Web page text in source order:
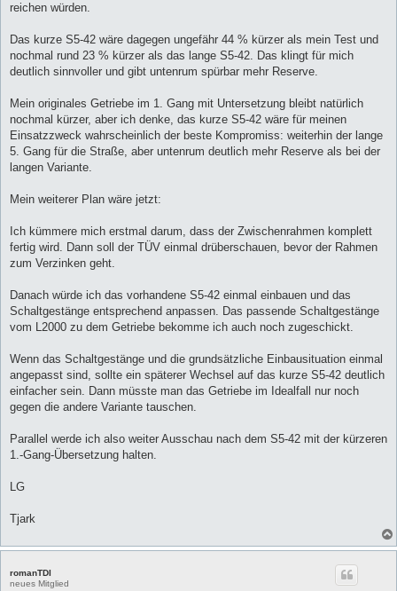
reichen würden.
Das kurze S5-42 wäre dagegen ungefähr 44 % kürzer als mein Test und
nochmal rund 23 % kürzer als das lange S5-42. Das klingt für mich
deutlich sinnvoller und gibt untenrum spürbar mehr Reserve.
Mein originales Getriebe im 1. Gang mit Untersetzung bleibt natürlich
nochmal kürzer, aber ich denke, das kurze S5-42 wäre für meinen
Einsatzzweck wahrscheinlich der beste Kompromiss: weiterhin der lange
5. Gang für die Straße, aber untenrum deutlich mehr Reserve als bei der
langen Variante.
Mein weiterer Plan wäre jetzt:
Ich kümmere mich erstmal darum, dass der Zwischenrahmen komplett
fertig wird. Dann soll der TÜV einmal drüberschauen, bevor der Rahmen
zum Verzinken geht.
Danach würde ich das vorhandene S5-42 einmal einbauen und das
Schaltgestänge entsprechend anpassen. Das passende Schaltgestänge
vom L2000 zu dem Getriebe bekomme ich auch noch zugeschickt.
Wenn das Schaltgestänge und die grundsätzliche Einbausituation einmal
angepasst sind, sollte ein späterer Wechsel auf das kurze S5-42 deutlich
einfacher sein. Dann müsste man das Getriebe im Idealfall nur noch
gegen die andere Variante tauschen.
Parallel werde ich also weiter Ausschau nach dem S5-42 mit der kürzeren
1.-Gang-Übersetzung halten.
LG
Tjark
romanTDI
neues Mitglied